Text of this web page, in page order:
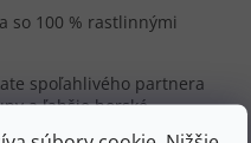
so 100 % rastlinnými
spoľahlivého partnera
a ľahšie horské
v rôznorodom teréne za